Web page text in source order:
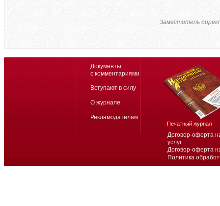
Заместитель
Договор-оферта
услуг
Договор-оферта
Политика
Документы
с комментариями
Вступают в силу
О журнале
Рекламодателям
Печатный журнал